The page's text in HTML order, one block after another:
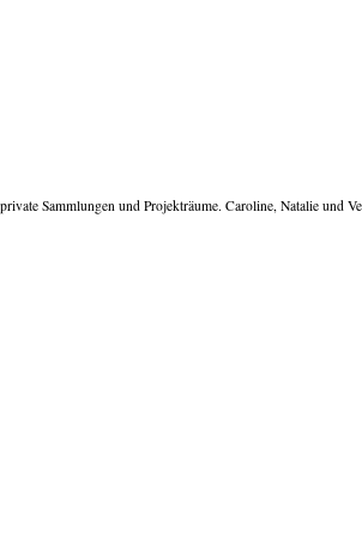
Sammlungen und Projekträume. Caroline, Natalie und